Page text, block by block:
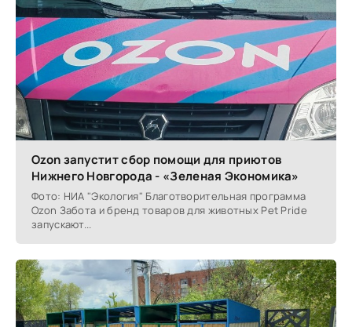
Ozon запустит сбор помощи для приютов
Нижнего Новгорода - «Зеленая Экономика»
Фото: НИА "Экология" Благотворительная программа
Ozon Забота и бренд товаров для животных Pet Pride
запускают...